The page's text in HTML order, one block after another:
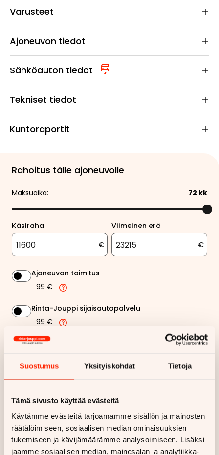
Suostumus Yksityiskohdat Tietoja
Tämä sivusto käyttää evästeitä
Käytämme evästeitä tarjoamamme sisällön ja mainosten
räätälöimiseen, sosiaalisen median ominaisuuksien
tukemiseen ja kävijämäärämme analysoimiseen. Lisäksi
jaamme sosiaalisen median, mainosalan ja analytiikka-
Varusteet
Ajoneuvon tiedot
Sähköauton tiedot
Tekniset tiedot
Kuntoraportit
Rahoitus tälle ajoneuvolle
Maksuaika: 72 kk
Käsiraha
€
Viimeinen erä
€
Ajoneuvon toimitus
99 €
Rinta-Jouppi sijaisautopalvelu
99 €
Haluan myös tarjouksen vakuutuksesta
Hae rahoitustarjous
Rahoituslaskelma on suuntaa antava ja edellyttää hyväksytyn